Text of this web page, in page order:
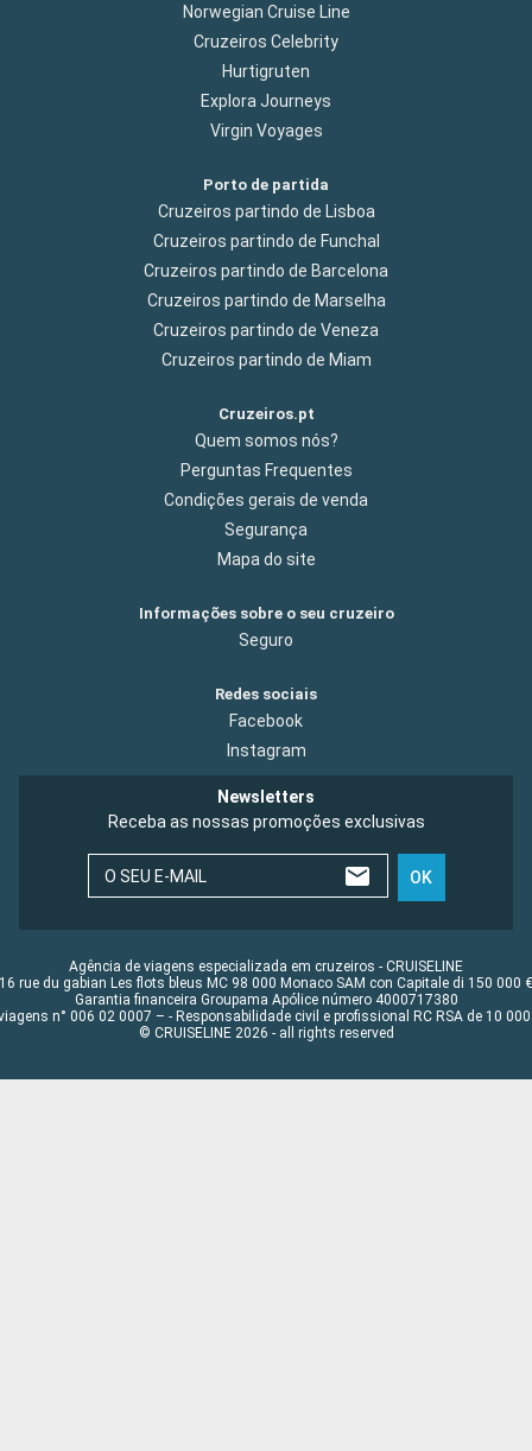
Norwegian Cruise Line
Cruzeiros Celebrity
Hurtigruten
Explora Journeys
Virgin Voyages
Porto de partida
Cruzeiros partindo de Lisboa
Cruzeiros partindo de Funchal
Cruzeiros partindo de Barcelona
Cruzeiros partindo de Marselha
Cruzeiros partindo de Veneza
Cruzeiros partindo de Miam
Cruzeiros.pt
Quem somos nós?
Perguntas Frequentes
Condições gerais de venda
Segurança
Mapa do site
Informações sobre o seu cruzeiro
Seguro
Redes sociais
Facebook
Instagram
Newsletters
Receba as nossas promoções exclusivas
O SEU E-MAIL OK
Agência de viagens especializada em cruzeiros - CRUISELINE
16 rue du gabian Les flots bleus MC 98 000 Monaco SAM con Capitale di 150 000 €
Garantia financeira Groupama Apólice número 4000717380
n° 006 02 0007 – - Responsabilidade civil e profissional RC RSA de 10 000
© CRUISELINE 2026 - all rights reserved